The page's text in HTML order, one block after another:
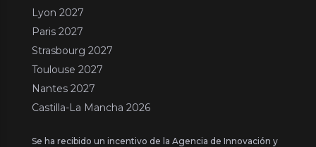
Lyon 2027
Paris 2027
Strasbourg 2027
Toulouse 2027
Nantes 2027
Castilla-La Mancha 2026
Se ha recibido un incentivo de la Agencia de Innovación y